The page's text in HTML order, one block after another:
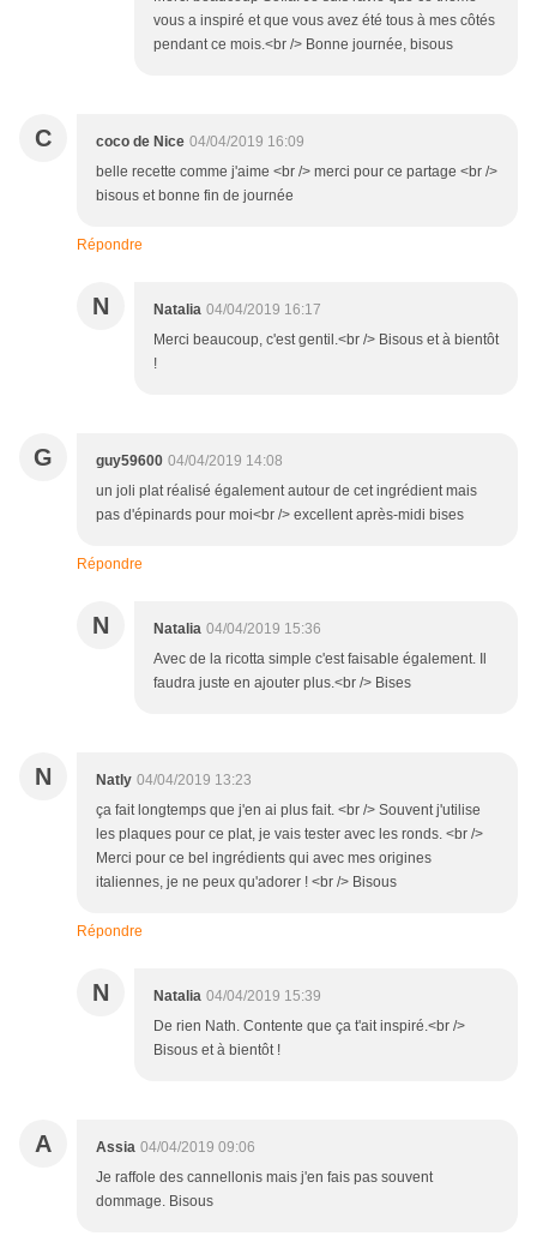
vous a inspiré et que vous avez été tous à mes côtés
pendant ce mois.<br /> Bonne journée, bisous
C coco de Nice 04/04/2019 16:09
belle recette comme j'aime <br /> merci pour ce partage <br />
bisous et bonne fin de journée
Répondre
N Natalia 04/04/2019 16:17
Merci beaucoup, c'est gentil.<br /> Bisous et à bientôt
!
G guy59600 04/04/2019 14:08
un joli plat réalisé également autour de cet ingrédient mais
pas d'épinards pour moi<br /> excellent après-midi bises
Répondre
N Natalia 04/04/2019 15:36
Avec de la ricotta simple c'est faisable également. Il
faudra juste en ajouter plus.<br /> Bises
N Natly 04/04/2019 13:23
ça fait longtemps que j'en ai plus fait. <br /> Souvent j'utilise
les plaques pour ce plat, je vais tester avec les ronds. <br />
Merci pour ce bel ingrédients qui avec mes origines
italiennes, je ne peux qu'adorer ! <br /> Bisous
Répondre
N Natalia 04/04/2019 15:39
De rien Nath. Contente que ça t'ait inspiré.<br />
Bisous et à bientôt !
A Assia 04/04/2019 09:06
Je raffole des cannellonis mais j'en fais pas souvent
dommage. Bisous